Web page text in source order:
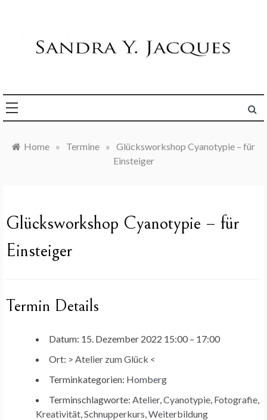
Home » Termine » Glücksworkshop Cyanotypie – für
Einsteiger
Glücksworkshop Cyanotypie – für
Einsteiger
Termin Details
Datum: 15. Dezember 2022 15:00 – 17:00
Ort: > Atelier zum Glück <
Terminkategorien: Homberg
Terminschlagworte: Atelier, Cyanotypie Fotografie
Kreativität Schnupperkurs Weiterbildung